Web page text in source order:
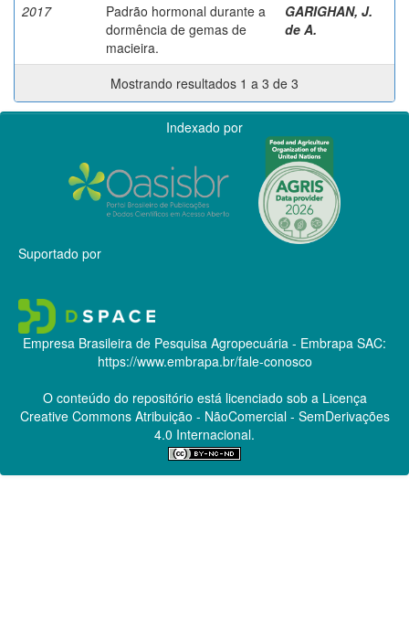
2017
Padrão hormonal durante a
dormência de gemas de
macieira.
GARIGHAN, J.
de A.
Mostrando resultados 1 a 3 de 3
Indexado por
Suportado por
Empresa Brasileira de Pesquisa Agropecuária - Embrapa SAC:
https://www.embrapa.br/fale-conosco
O conteúdo do repositório está licenciado sob a Licença
Creative CommonsAtribuição - NãoComercial - SemDerivações
4.0 Internacional.